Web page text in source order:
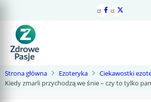
treści
Strona główna Ezoteryka
Ciekawostki
Kiedy zmarli przychodzą we śnie – czy to tylko